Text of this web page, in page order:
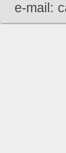
e-mail: